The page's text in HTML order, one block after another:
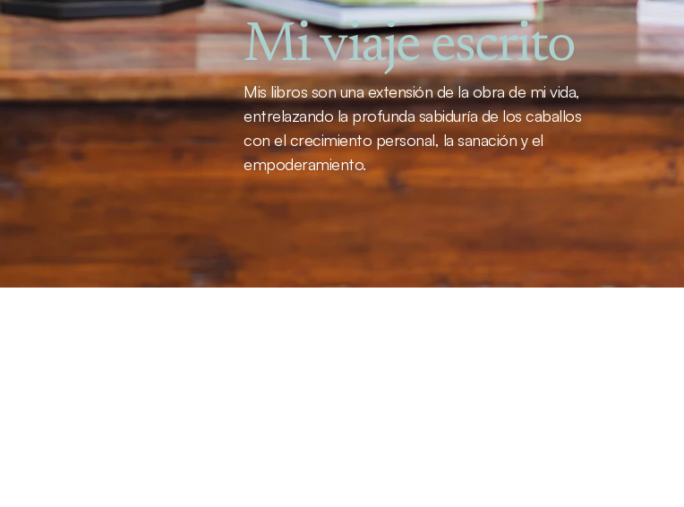
Mi viaje escrito
Mis libros son una extensión de la obra de mi vida,
entrelazando la profunda sabiduría de los caballos
con el crecimiento personal, la sanación y el
empoderamiento.